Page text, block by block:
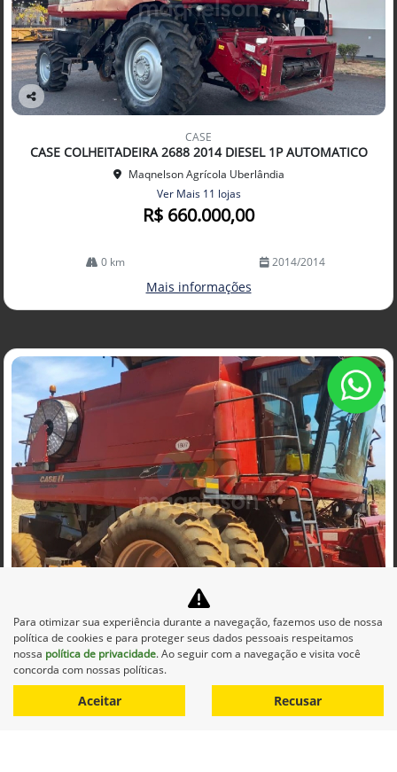
Co
arti
lhe
CASE
CASE COLHEITADEIRA 2688 2014 DIESEL 1P AUTOMATICO
Maqnelson Agrícola Uberlândia
Ver Mais 11 lojas
R$ 660.000,00
0 km 2014/2014
Mais informações
mp
arti
lhe
CASE
CASE COLHEITADEIRA 2799 2012 DIESEL 1P AUTOMATICO
Maqnelson Agrícola Uberlândia
Ver Mais 11 lojas
Para otimizar sua experiência durante a navegação, fazemos uso de nossa
política de cookies e para proteger seus dados pessoais respeitamos
nossa política de privacidade. Ao seguir com a navegação e visita você
concorda com nossas políticas.
Aceitar Recusar